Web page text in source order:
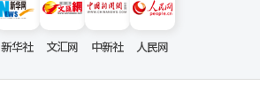
新华社 文汇网 中新社 人民网